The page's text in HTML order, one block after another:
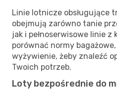
Linie lotnicze obsługujące
obejmują zarówno tanie
jak i pełnoserwisowe linie z
porównać normy
wyżywienie, żeby znaleźć
Twoich potrzeb.
Loty bezpośrednie do